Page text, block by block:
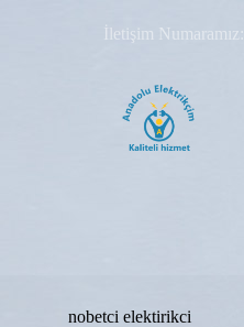
İletişim Numaramız:
nobetci elektirikci